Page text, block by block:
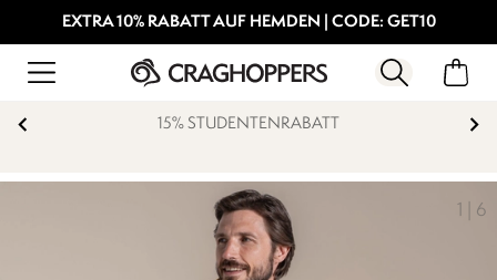
EXTRA 10% RABATT AUF HEMDEN | CODE: GET10
15% STUDENTENRABATT
1 6